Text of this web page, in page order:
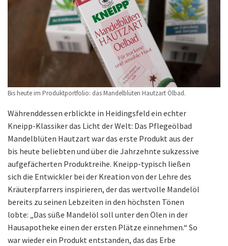
Bis heute im Produktportfolio: das Mandelblüten Hautzart Ölbad.
Währenddessen erblickte in Heidingsfeld ein echter
Kneipp-Klassiker das Licht der Welt: Das Pflegeölbad
Mandelblüten Hautzart war das erste Produkt aus der
bis heute beliebten und über die Jahrzehnte sukzessive
aufgefächerten Produktreihe. Kneipp-typisch ließen
sich die Entwickler bei der Kreation von der Lehre des
Kräuterpfarrers inspirieren, der das wertvolle Mandelöl
bereits zu seinen Lebzeiten in den höchsten Tönen
lobte: „Das süße Mandelöl soll unter den Ölen in der
Hausapotheke einen der ersten Plätze einnehmen.“ So
war wieder ein Produkt entstanden, das das Erbe